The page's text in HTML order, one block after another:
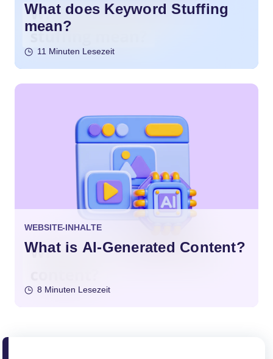
What does Keyword Stuffing
mean?
11 Minuten Lesezeit
WEBSITE-INHALTE
What is AI-Generated Content?
8 Minuten Lesezeit